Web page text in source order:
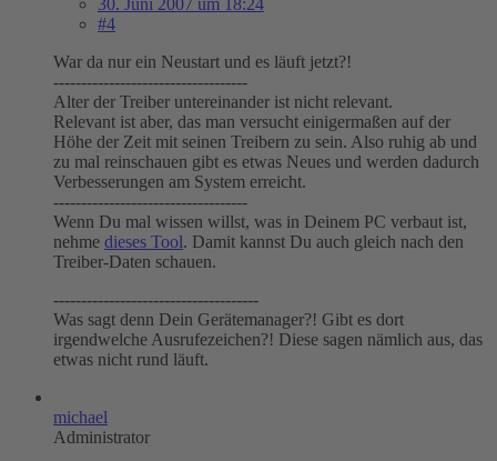
#4
War da nur ein Neustart und es läuft jetzt?!
-----------------------------------
Alter der Treiber untereinander ist nicht relevant.
Relevant ist aber, das man versucht einigermaßen auf der
Höhe der Zeit mit seinen Treibern zu sein. Also ruhig ab und
zu mal reinschauen gibt es etwas Neues und werden dadurch
Verbesserungen am System erreicht.
-----------------------------------
Wenn Du mal wissen willst, was in Deinem PC verbaut ist,
nehme dieses Tool. Damit kannst Du auch gleich nach den
Treiber-Daten schauen.
-------------------------------------
Was sagt denn Dein Gerätemanager?! Gibt es dort
irgendwelche Ausrufezeichen?! Diese sagen nämlich aus, das
etwas nicht rund läuft.
michael
Administrator